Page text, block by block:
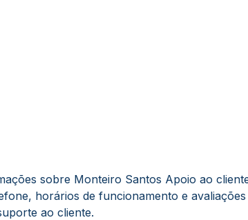
sobre Monteiro Santos Apoio ao
horários de funcionamento e
ao cliente.